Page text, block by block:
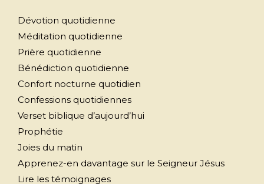
Dévotion quotidienne
Méditation quotidienne
Prière quotidienne
Bénédiction quotidienne
Confort nocturne quotidien
Confessions quotidiennes
Verset biblique d’aujourd’hui
Prophétie
Joies du matin
Apprenez-en davantage sur le Seigneur Jésus
Lire les témoignages